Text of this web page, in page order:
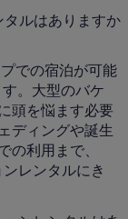
ルはありますか
での宿泊が可能
。大型のバケ
頭を悩ます必要
ディングや誕生
の利用まで、
レンタルにき